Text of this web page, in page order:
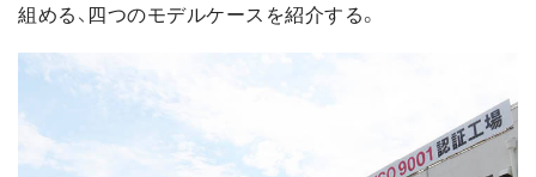
組める、四つのモデルケースを紹介する。